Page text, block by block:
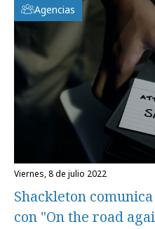
Agencias
viernes, 8 de julio 2022
Shackleton
con "On the road